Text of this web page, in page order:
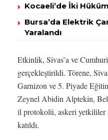
Kocaeli’de İki
Bursa’da Elektrik
Yaralandı
Etkinlik, Sivas’a ve
gerçekleştirildi. Törene,
Garnizon ve 5. Piyade
Zeynel Abidin Alptekin,
il protokolü, askeri yetkililer
katıldı.